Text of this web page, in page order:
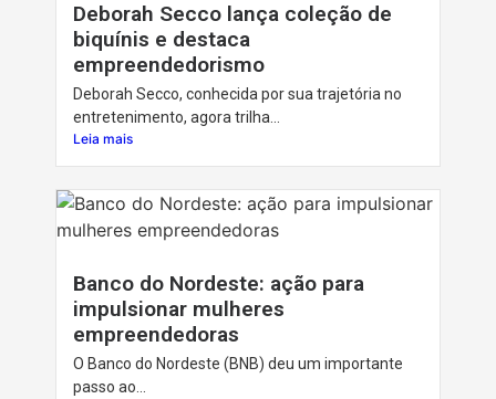
Deborah Secco lança coleção de
biquínis e destaca
empreendedorismo
Deborah Secco, conhecida por sua trajetória no
entretenimento, agora trilha...
Leia mais
Banco do Nordeste: ação para
impulsionar mulheres
empreendedoras
O Banco do Nordeste (BNB) deu um importante
passo ao...